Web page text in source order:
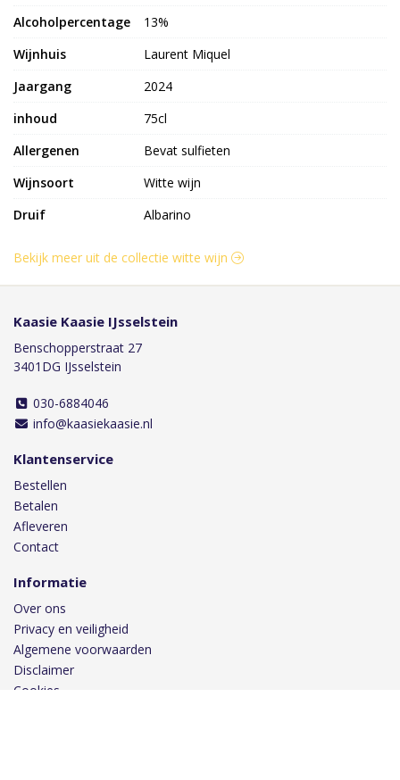
Alcoholpercentage
13%
Wijnhuis
Laurent Miquel
Jaargang
2024
inhoud
75cl
Allergenen
Bevat sulfieten
Wijnsoort
Witte wijn
Druif
Albarino
Bekijk meer uit de collectie witte wijn
Kaasie Kaasie IJsselstein
Benschopperstraat 27
3401DG IJsselstein
030-6884046
info@kaasiekaasie.nl
Klantenservice
Bestellen
Betalen
Afleveren
Contact
Informatie
Over ons
Privacy en veiligheid
Algemene voorwaarden
Disclaimer
Cookies